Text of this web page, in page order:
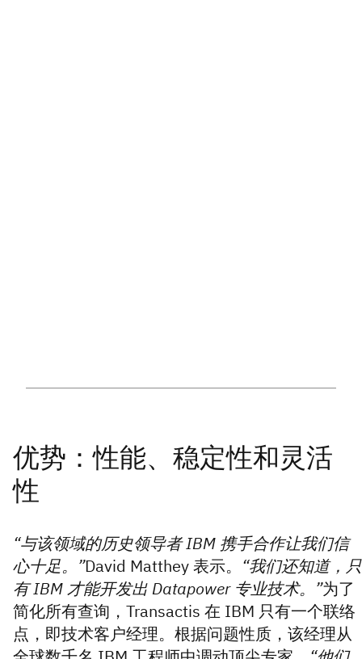
“与该领域的历史领导者 IBM 携手合作让我们信
心十足。”David Matthey 表示。 “我们还知道，只
有 IBM 才能开发出 Datapower 专业技术。”为了
简化所有查询，Transactis 在 IBM 只有一个联络
点，即技术客户经理。根据问题性质，该经理从